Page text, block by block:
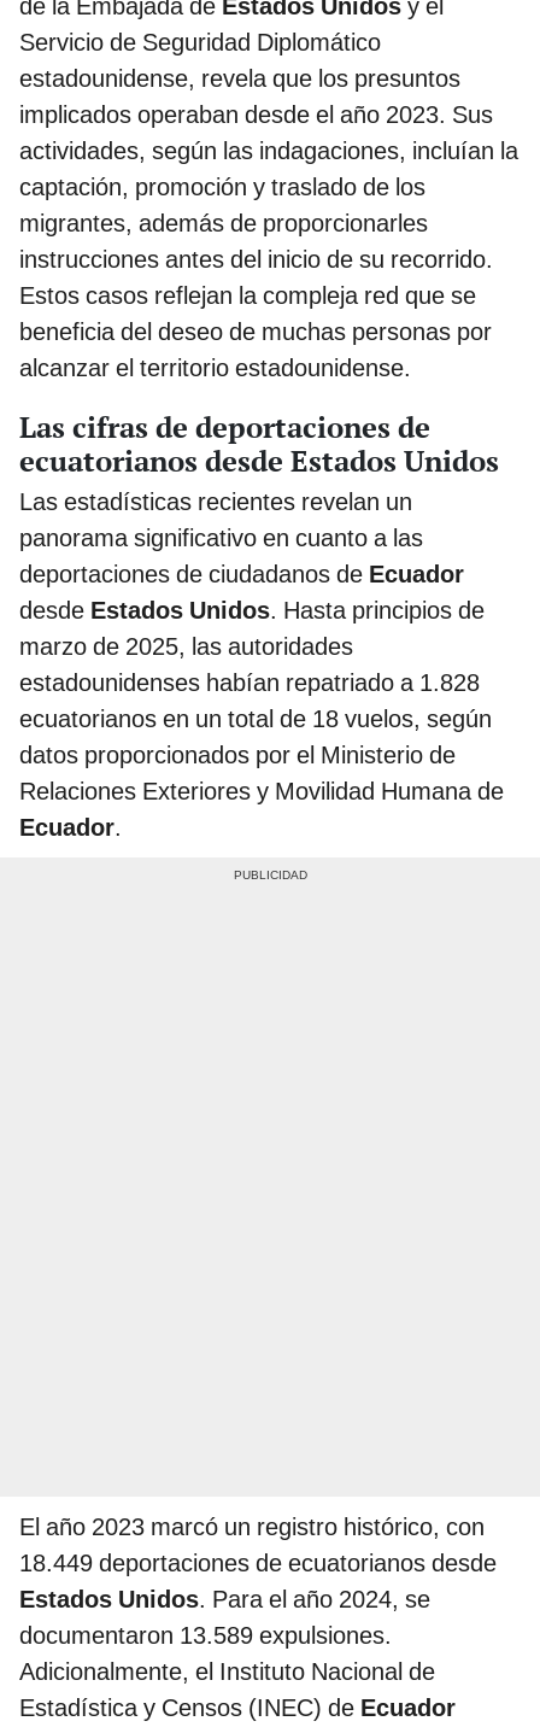
de la Embajada de Estados Unidos y el
Servicio de Seguridad Diplomático
estadounidense, revela que los presuntos
implicados operaban desde el año 2023. Sus
actividades, según las indagaciones, incluían la
captación, promoción y traslado de los
migrantes, además de proporcionarles
instrucciones antes del inicio de su recorrido.
Estos casos reflejan la compleja red que se
beneficia del deseo de muchas personas por
alcanzar el territorio estadounidense.
Las cifras de deportaciones de
ecuatorianos desde Estados Unidos
Las estadísticas recientes revelan un
panorama significativo en cuanto a las
deportaciones de ciudadanos de Ecuador
desde Estados Unidos. Hasta principios de
marzo de 2025, las autoridades
estadounidenses habían repatriado a 1.828
ecuatorianos en un total de 18 vuelos, según
datos proporcionados por el Ministerio de
Relaciones Exteriores y Movilidad Humana de
Ecuador.
El año 2023 marcó un registro histórico, con
18.449 deportaciones de ecuatorianos desde
Estados Unidos. Para el año 2024, se
documentaron 13.589 expulsiones.
Adicionalmente, el Instituto Nacional de
Estadística y Censos (INEC) de Ecuador